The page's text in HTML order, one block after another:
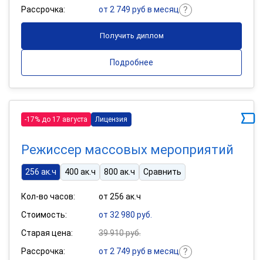
Рассрочка:
от 2 749 руб в месяц
Получить диплом
Подробнее
-17% до 17 августа Лицензия
Режиссер массовых мероприятий
256 ак.ч 400 ак.ч 800 ак.ч Сравнить
Кол-во часов:
от 256 ак.ч
Стоимость:
от 32 980 руб.
Старая цена:
39 910 руб.
Рассрочка:
от 2 749 руб в месяц